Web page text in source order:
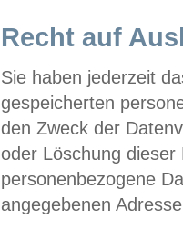
Recht auf
Sie haben jederzeit
gespeicherten
den Zweck der
oder Löschung
personenbezogene
angegebenen